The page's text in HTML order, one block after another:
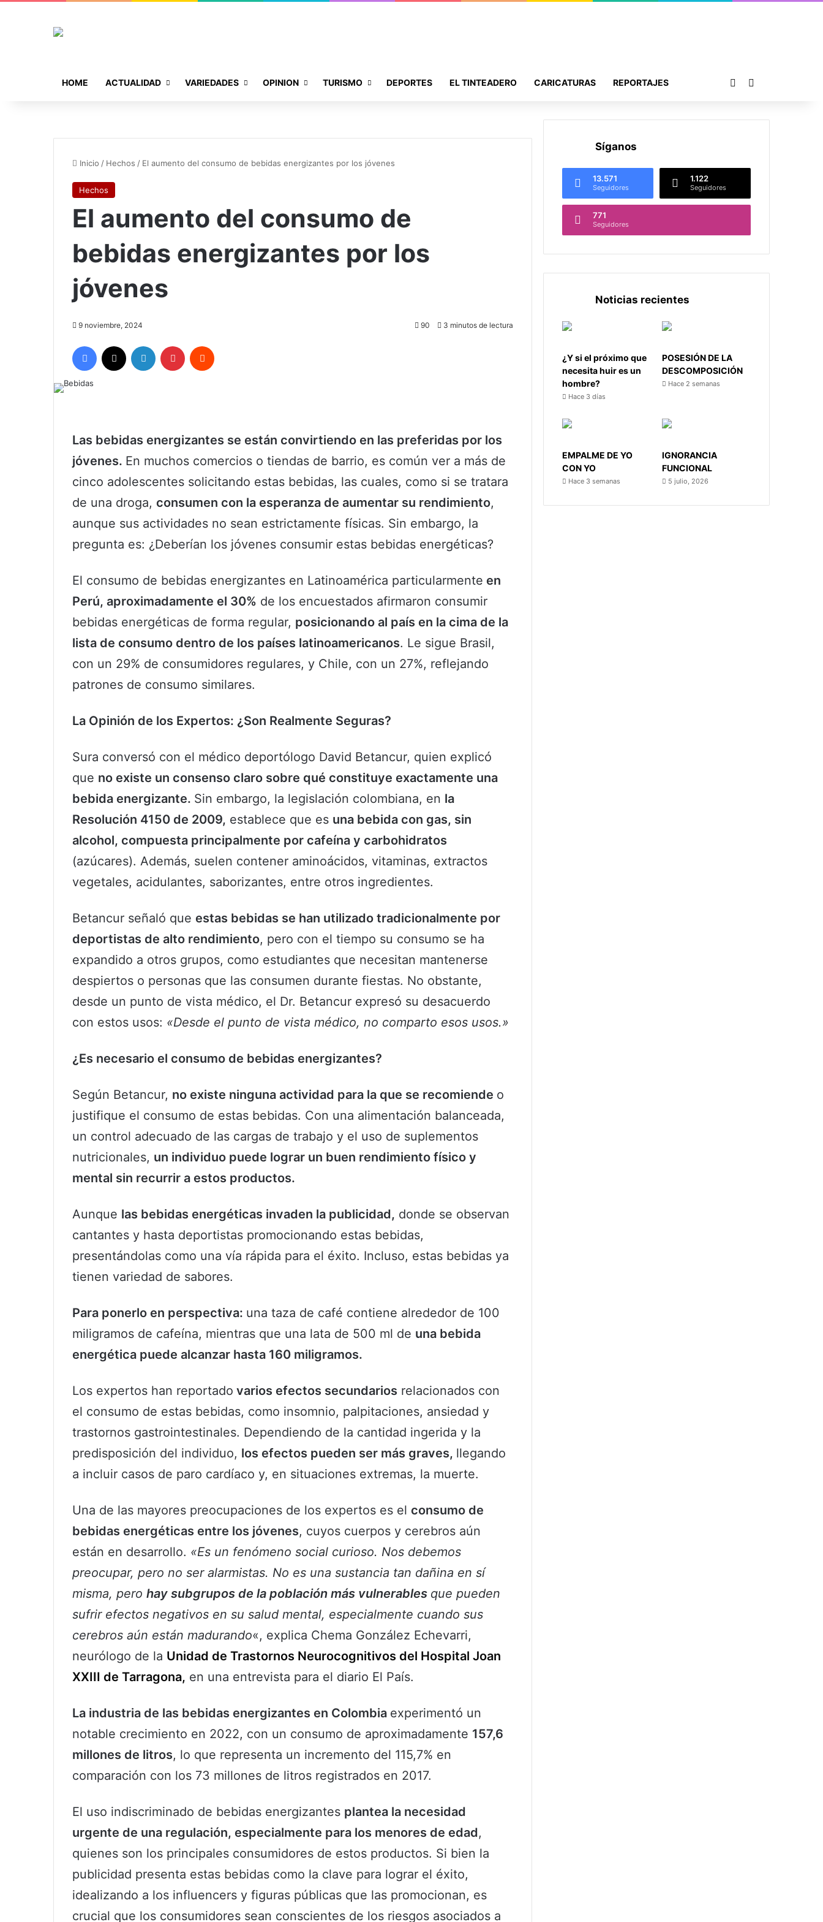
HOME ACTUALIDAD VARIEDADES OPINION TURISMO DEPORTES EL TINTEADERO CARICATURAS REPORTAJES Publicación al azar
Inicio / Hechos / El aumento del consumo de bebidas energizantes por los jóvenes
Hechos
El aumento del consumo de
bebidas energizantes por los
jóvenes
9 noviembre, 2024 90 3 minutos de lectura
Facebook LinkedIn Pinterest
Las bebidas energizantes se están convirtiendo en las preferidas por los
jóvenes. En muchos comercios o tiendas de barrio, es común ver a más de
cinco adolescentes solicitando estas bebidas, las cuales, como si se tratara
de una droga, consumen con la esperanza de aumentar su rendimiento,
aunque sus actividades no sean estrictamente físicas. Sin embargo, la
pregunta es: ¿Deberían los jóvenes consumir estas bebidas energéticas?
El consumo de bebidas energizantes en Latinoamérica particularmente en
Perú, aproximadamente el 30% de los encuestados afirmaron consumir
bebidas energéticas de forma regular, posicionando al país en la cima de la
lista de consumo dentro de los países latinoamericanos. Le sigue Brasil,
con un 29% de consumidores regulares, y Chile, con un 27%, reflejando
patrones de consumo similares.
La Opinión de los Expertos: ¿Son Realmente Seguras?
Sura conversó con el médico deportólogo David Betancur, quien explicó
que no existe un consenso claro sobre qué constituye exactamente una
bebida energizante. Sin embargo, la legislación colombiana, en la
Resolución 4150 de 2009, establece que es una bebida con gas, sin
alcohol, compuesta principalmente por cafeína y carbohidratos
(azúcares). Además, suelen contener aminoácidos, vitaminas, extractos
vegetales, acidulantes, saborizantes, entre otros ingredientes.
Betancur señaló que estas bebidas se han utilizado tradicionalmente por
deportistas de alto rendimiento, pero con el tiempo su consumo se ha
expandido a otros grupos, como estudiantes que necesitan mantenerse
despiertos o personas que las consumen durante fiestas. No obstante,
desde un punto de vista médico, el Dr. Betancur expresó su desacuerdo
con estos usos: «Desde el punto de vista médico, no comparto esos usos.»
¿Es necesario el consumo de bebidas energizantes?
Según Betancur, no existe ninguna actividad para la que se recomiende o
justifique el consumo de estas bebidas. Con una alimentación balanceada,
un control adecuado de las cargas de trabajo y el uso de suplementos
nutricionales, un individuo puede lograr un buen rendimiento físico y
mental sin recurrir a estos productos.
Aunque las bebidas energéticas invaden la publicidad, donde se observan
cantantes y hasta deportistas promocionando estas bebidas,
presentándolas como una vía rápida para el éxito. Incluso, estas bebidas ya
tienen variedad de sabores.
Para ponerlo en perspectiva: una taza de café contiene alrededor de 100
miligramos de cafeína, mientras que una lata de 500 ml de una bebida
energética puede alcanzar hasta 160 miligramos.
Los expertos han reportado varios efectos secundarios relacionados con
el consumo de estas bebidas, como insomnio, palpitaciones, ansiedad y
trastornos gastrointestinales. Dependiendo de la cantidad ingerida y la
predisposición del individuo, los efectos pueden ser más graves, llegando
a incluir casos de paro cardíaco y, en situaciones extremas, la muerte.
Una de las mayores preocupaciones de los expertos es el consumo de
bebidas energéticas entre los jóvenes, cuyos cuerpos y cerebros aún
están en desarrollo. «Es un fenómeno social curioso. Nos debemos
preocupar, pero no ser alarmistas. No es una sustancia tan dañina en sí
misma, pero hay subgrupos de la población más vulnerables que pueden
sufrir efectos negativos en su salud mental, especialmente cuando sus
cerebros aún están madurando«, explica Chema González Echevarri,
neurólogo de la Unidad de Trastornos Neurocognitivos del Hospital Joan
XXIII de Tarragona, en una entrevista para el diario El País.
La industria de las bebidas energizantes en Colombia experimentó un
notable crecimiento en 2022, con un consumo de aproximadamente 157,6
millones de litros, lo que representa un incremento del 115,7% en
comparación con los 73 millones de litros registrados en 2017.
El uso indiscriminado de bebidas energizantes plantea la necesidad
urgente de una regulación, especialmente para los menores de edad,
quienes son los principales consumidores de estos productos. Si bien la
publicidad presenta estas bebidas como la clave para lograr el éxito,
idealizando a los influencers y figuras públicas que las promocionan, es
crucial que los consumidores sean conscientes de los riesgos asociados a
Síganos
13.571
Seguidores
1.122
Seguidores
771
Seguidores
Noticias recientes
¿Y si el próximo que
necesita huir es un
hombre?
Hace 3 días
POSESIÓN DE LA
DESCOMPOSICIÓN
Hace 2 semanas
EMPALME DE YO
CON YO
Hace 3 semanas
IGNORANCIA
FUNCIONAL
5 julio, 2026